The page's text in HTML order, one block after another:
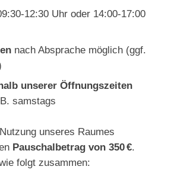
12:30 Uhr oder 14:00-17:00
nach Absprache möglich (ggf.
unserer Öffnungszeiten
samstags
unseres Raumes
Pauschalbetrag von 350 €.
folgt zusammen: